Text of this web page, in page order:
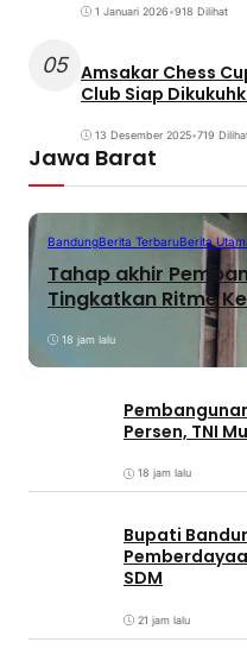
1 Januari 2026•918 Dilihat
05 Amsakar Chess
Club Siap
13 Desember 2025•719
Jawa Barat
BandungBerita TerbaruBerita
Tahap akhir
Tingkatkan Ritme
18 jam lalu
Persen, TNI
18 jam lalu
Bupati
SDM
21 jam lalu